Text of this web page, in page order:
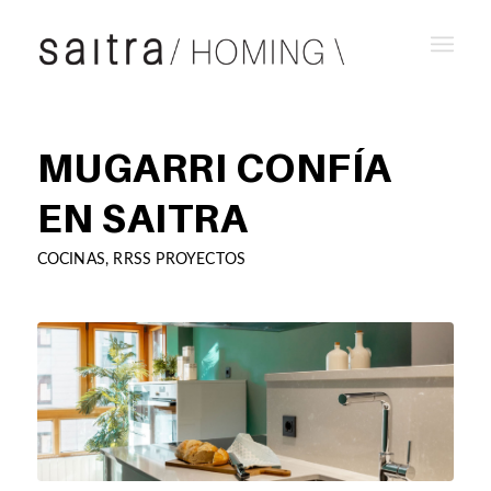
MUGARRI CONFÍA
EN SAITRA
COCINAS, RRSS PROYECTOS